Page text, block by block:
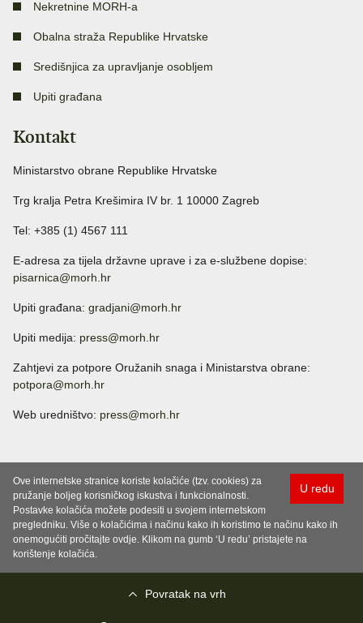
Nekretnine MORH-a
Obalna straža Republike Hrvatske
Središnjica za upravljanje osobljem
Upiti građana
Kontakt
Ministarstvo obrane Republike Hrvatske
Trg kralja Petra Krešimira IV br. 1 10000 Zagreb
Tel: +385 (1) 4567 111
E-adresa za tijela državne uprave i za e-službene dopise:
pisarnica@morh.hr
Upiti građana: gradjani@morh.hr
Upiti medija: press@morh.hr
Zahtjevi za potpore Oružanih snaga i Ministarstva obrane:
potpora@morh.hr
Web uredništvo: press@morh.hr
U redu
Ove internetske stranice koriste kolačiće (tzv. cookies) za
pružanje boljeg korisničkog iskustva i funkcionalnosti.
Postavke kolačića možete podesiti u svojem internetskom
pregledniku. Više o kolačićima i načinu kako ih koristimo te načinu kako ih
onemogućiti pročitajte ovdje. Klikom na gumb ‘U redu’ pristajete na
korištenje kolačića.
Povratak na vrh